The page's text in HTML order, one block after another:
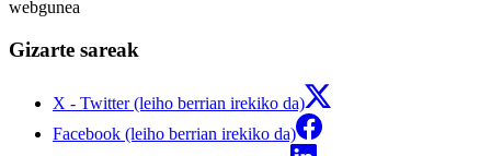
webgunea
Gizarte sareak
X - Twitter (leiho berrian irekiko da)
Facebook (leiho berrian irekiko da)